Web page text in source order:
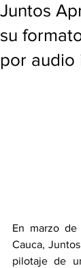
Juntos
su
por audio
En marzo
Cauca,
pilotaje de